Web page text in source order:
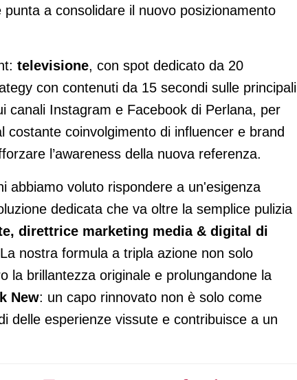
punta a consolidare il nuovo posizionamento
televisione, con spot dedicato da 20
con contenuti da 15 secondi sulle principali
canali Instagram e Facebook di Perlana, per
coinvolgimento di influencer e brand
l’awareness della nuova referenza.
abbiamo voluto rispondere a un'esigenza
dedicata che va oltre la semplice pulizia
direttrice marketing media & digital di
La nostra formula a tripla azione non solo
la brillantezza originale e prolungandone la
New: un capo rinnovato non è solo come
delle esperienze vissute e contribuisce a un